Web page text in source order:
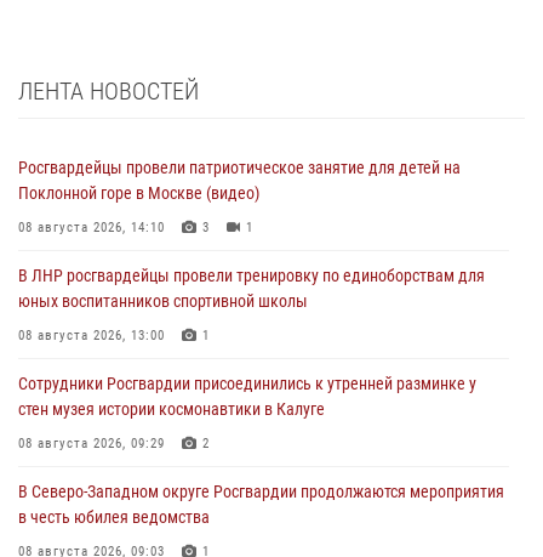
ЛЕНТА НОВОСТЕЙ
Росгвардейцы провели патриотическое занятие для детей на
Поклонной горе в Москве (видео)
08 августа 2026, 14:10 3 1
В ЛНР росгвардейцы провели тренировку по единоборствам для
юных воспитанников спортивной школы
08 августа 2026, 13:00 1
Сотрудники Росгвардии присоединились к утренней разминке у
стен музея истории космонавтики в Калуге
08 августа 2026, 09:29 2
В Северо-Западном округе Росгвардии продолжаются мероприятия
в честь юбилея ведомства
08 августа 2026, 09:03 1